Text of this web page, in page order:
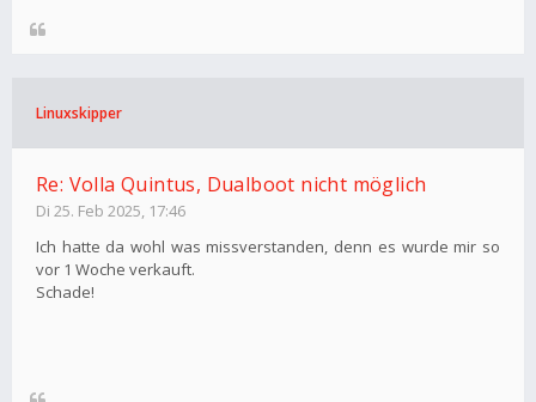
Linuxskipper
Re: Volla Quintus, Dualboot nicht möglich
Di 25. Feb 2025, 17:46
Ich hatte da wohl was missverstanden, denn es wurde mir so
vor 1 Woche verkauft.
Schade!